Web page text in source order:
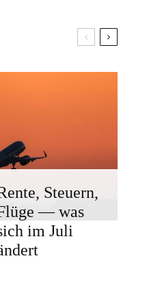
Steuern,
— was
im Juli